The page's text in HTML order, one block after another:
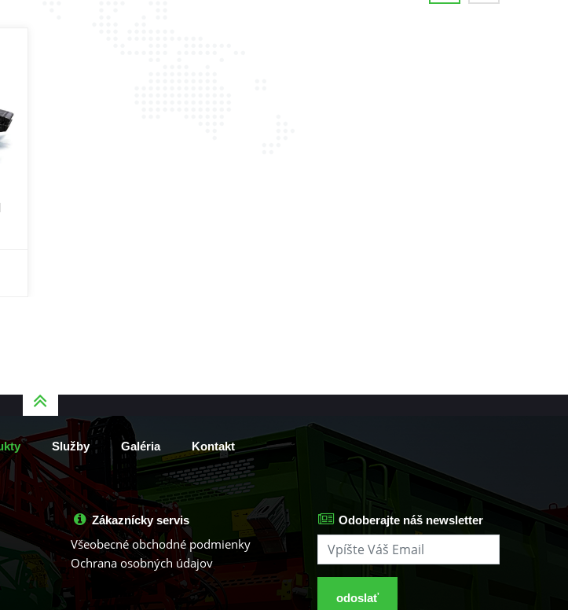
Služby Galéria Kontakt
Zákaznícky servis
Všeobecné obchodné podmienky
Ochrana osobných údajov
Odoberajte náš newsletter
odoslať